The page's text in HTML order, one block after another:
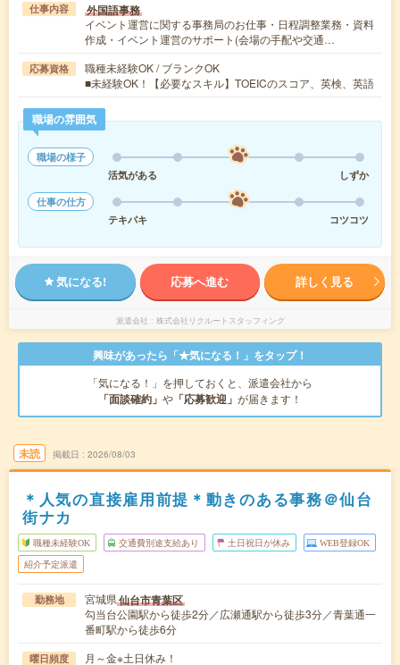
仕事内容 外国語事務
イベント運営に関する事務局のお仕事・日程調整業務・資料
作成・イベント運営のサポート(会場の手配や交通…
応募資格
職種未経験OK / ブランクOK
■未経験OK！【必要なスキル】TOEICのスコア、英検、英語
職場の雰囲気
職場の様子
活気がある
しずか
仕事の仕方
テキパキ
コツコツ
気になる! 応募へ進む 詳しく見る
派遣会社 株式会社リクルートスタッフィング
興味があったら「★気になる！」をタップ！
「気になる！」を押しておくと、派遣会社から
「面談確約」 や 「応募歓迎」 が届きます！
未読 掲載日 2026/08/03
＊人気の直接雇用前提＊動きのある事務＠仙台
街ナカ
職種未経験OK 交通費別途支給あり 土日祝日が休み WEB登録OK
紹介予定派遣
勤務地 宮城県仙台市青葉区
勾当台公園駅から徒歩2分／広瀬通駅から徒歩3分／青葉通一
番町駅から徒歩6分
曜日頻度 月～金※土日休み！